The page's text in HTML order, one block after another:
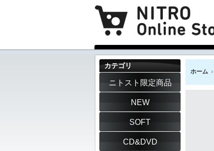
ホーム
カテゴリ
ニトスト限定商品
NEW
SOFT
CD&DVD